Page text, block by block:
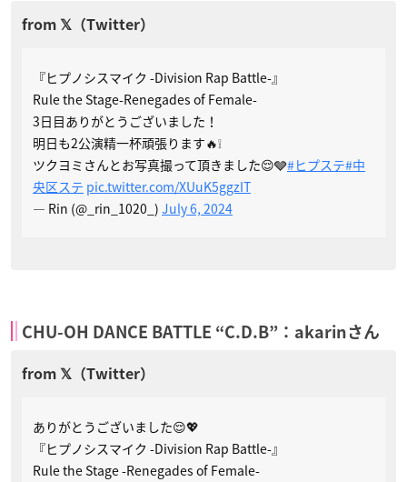
『ヒプノシスマイク -Division Rap Battle-』
Rule the Stage-Renegades of Female-
3日目ありがとうございました！
明日も2公演精一杯頑張ります🔥❕
ツクヨミさんとお写真撮って頂きました😌🩶#ヒプステ#中
央区ステ pic.twitter.com/XUuK5ggzIT
— Rin (@_rin_1020_) July 6, 2024
CHU-OH DANCE BATTLE “C.D.B”：akarinさん
ありがとうございました😌💖
『ヒプノシスマイク -Division Rap Battle-』
Rule the Stage -Renegades of Female-